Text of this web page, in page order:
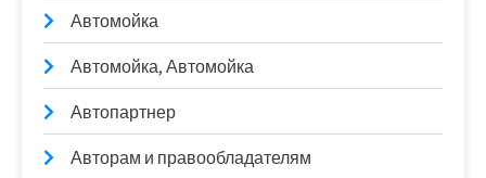
Автомойка
Автомойка, Автомойка
Автопартнер
Авторам и правообладателям